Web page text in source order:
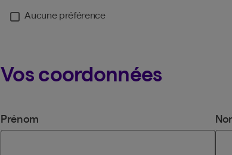
Aucune préférence
Vos coordonnées
Prénom